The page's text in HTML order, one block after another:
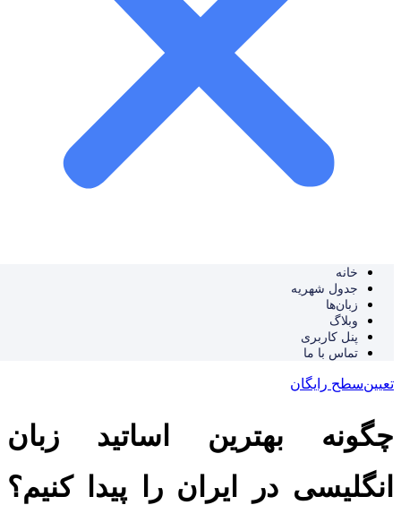
خانه
جدول شهریه
زبان‌ها
وبلاگ
پنل کاربری
تماس با ما
تعیین‌سطح رایگان
چگونه بهترین اساتید زبان
انگلیسی در ایران را پیدا کنیم؟